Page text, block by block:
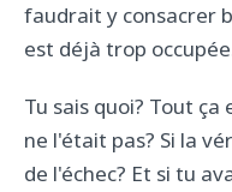
faudrait y consacrer
est déjà trop
Tu sais quoi? Tout
ne l'était pas? Si la
de l'échec? Et si tu